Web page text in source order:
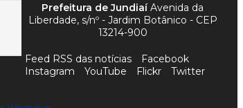
Prefeitura de JundiaíAvenida da
Liberdade, s/nº - Jardim Botânico - CEP
13214-900
Feed RSS das notícias
Facebook
Instagram
YouTube Flickr Twitter